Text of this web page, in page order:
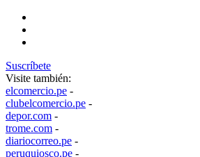
Suscríbete
Visite también:
elcomercio.pe -
clubelcomercio.pe -
depor.com -
trome.com -
diariocorreo.pe -
peruquiosco.pe -